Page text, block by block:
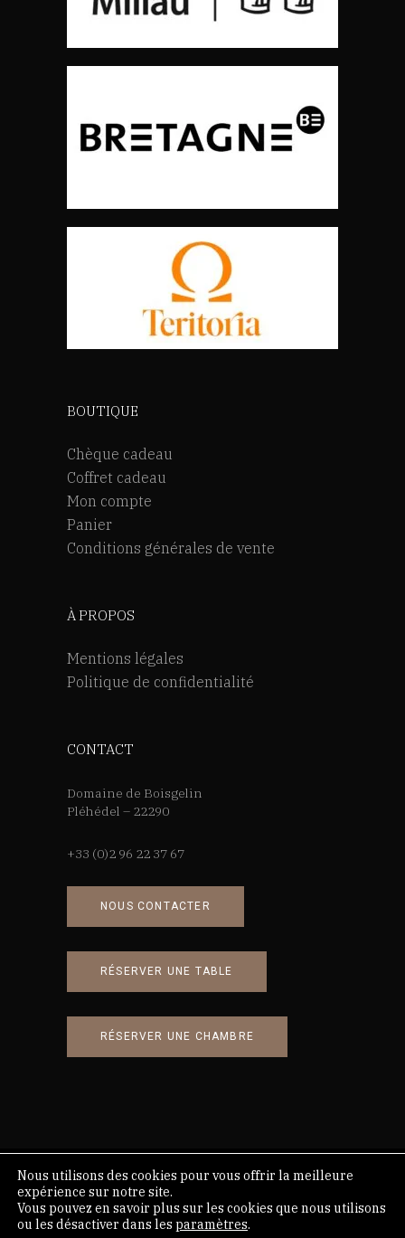
BOUTIQUE
Chèque cadeau
Coffret cadeau
Mon compte
Panier
Conditions générales de vente
À PROPOS
Mentions légales
Politique de confidentialité
CONTACT
Domaine de Boisgelin
Pléhédel – 22290
+33 (0)2 96 22 37 67
NOUS CONTACTER
RÉSERVER UNE TABLE
RÉSERVER UNE CHAMBRE
Conception et réalisation : Des ronds dans
l’eau
Nous utilisons des cookies pour vous offrir la meilleure
expérience sur notre site.
Vous pouvez en savoir plus sur les cookies que nous utilisons
ou les désactiver dans les paramètres.